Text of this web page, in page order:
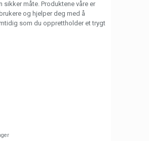
sikker måte. Produktene våre er
og hjelper deg med å
som du opprettholder et trygt